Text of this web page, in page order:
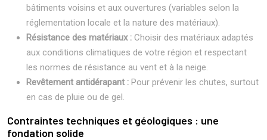
bâtiments voisins et aux ouvertures (variables selon la
réglementation locale et la nature des matériaux).
Résistance des matériaux : Choisir des matériaux adaptés
aux conditions climatiques de votre région et respectant
les normes de résistance au vent et à la neige.
Revêtement antidérapant : Pour prévenir les chutes, surtout
en cas de pluie ou de gel.
Contraintes techniques et géologiques : une
fondation solide